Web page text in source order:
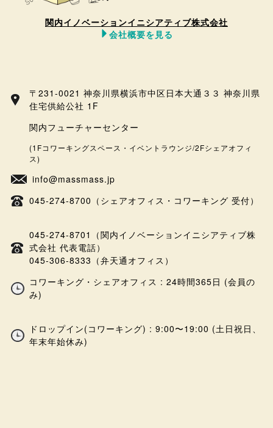
関内イノベーションイニシアティブ株式会社
会社概要を見る
〒231-0021 神奈川県横浜市中区日本大通３３ 神奈川県
住宅供給公社 1F
関内フューチャーセンター
(1Fコワーキングスペース・イベントラウンジ/2Fシェアオフィ
ス)
info@massmass.jp
045-274-8700（シェアオフィス・コワーキング 受付）
045-274-8701（関内イノベーションイニシアティブ株
式会社 代表電話）
045-306-8333（弁天通オフィス）
コワーキング・シェアオフィス : 24時間365日 (会員の
み)
ドロップイン(コワーキング) : 9:00〜19:00 (土日祝日、
年末年始休み)